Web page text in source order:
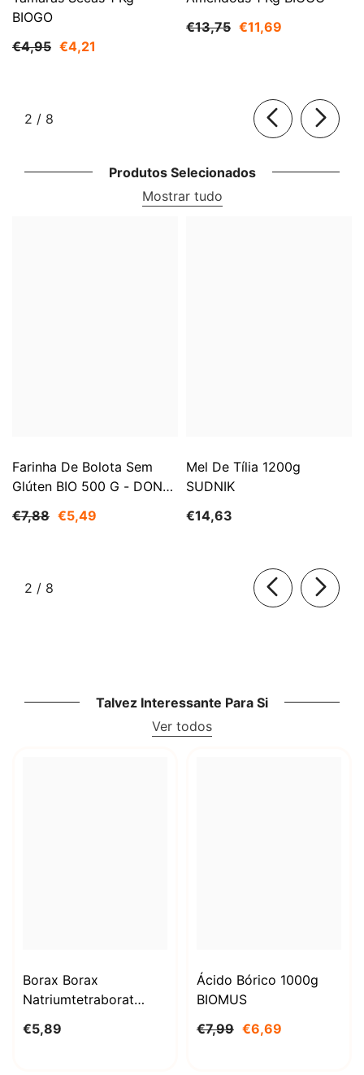
BIOGO
€4,95 €4,21
€13,75 €11,69
2 / de
8
Produtos Selecionados
Mostrar tudo
Farinha De Bolota Sem
Glúten BIO 500 G - DONS
€7,88 €5,49
Mel De Tília 1200g
SUDNIK
€14,63
2 / de
8
Talvez Interessante Para Si
Ver todos
Borax Borax
Natriumtetraborat
STANLAB
€5,89
Ácido Bórico 1000g
BIOMUS
€7,99 €6,69